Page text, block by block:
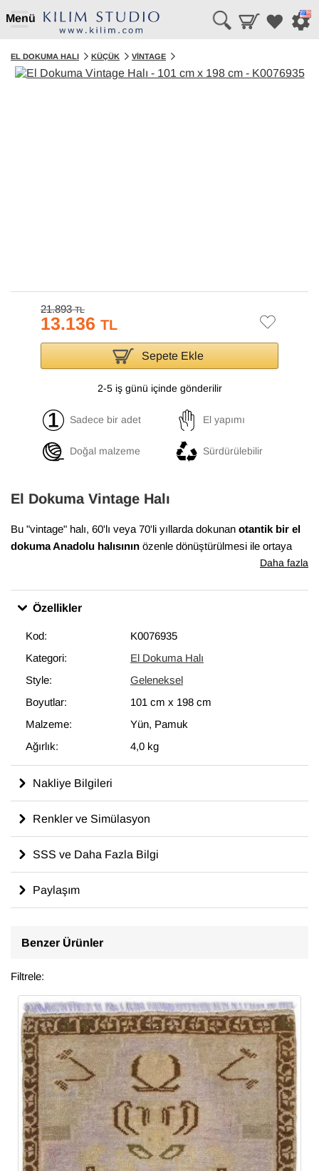
Menü
EL DOKUMA HALI KÜÇÜK VINTAGE
21.893TL
13.136 TL
Sepete Ekle
2-5 iş günü içinde gönderilir
Sadece bir adet El yapımı
Doğal malzeme Sürdürülebilir
El Dokuma Vintage Halı
Bu "vintage" halı, 60'lı veya 70'li yıllarda dokunan otantik bir el
dokuma Anadolu halısının özenle dönüştürülmesi ile ortaya
çıkmıştır. Bu dönüşüm süreci, Anadolu'nun birçok yöresinde
düşürmek için el makineleri ile traşlanan halıların gerekli
bakımları yapılarak satışa sunulur. Bu muhteşem dönüşüm,
ortaya çıkartır.
101 cm x 198 cm
ölçülerinde olan bu halı, pamuktan üzerine
yün ile dokunmuştur.
Daha fazla
Özellikler
Kod:
K0076935
Kategori:
El Dokuma Halı
Style:
Geleneksel
Boyutlar:
101 cm x 198 cm
Malzeme:
Yün, Pamuk
Ağırlık:
4,0 kg
Nakliye Bilgileri
Renkler ve Simülasyon
SSS ve Daha Fazla Bilgi
Paylaşım
Benzer Ürünler
Filtrele: